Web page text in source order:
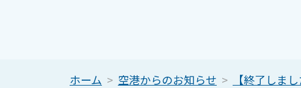
ホーム 空港からのお知らせ 【終了しま